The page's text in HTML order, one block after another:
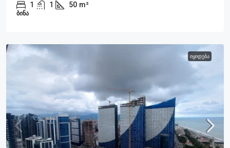
1 1 50 m²
ᲑᲘᲜᲐ
ᲘᲧᲘᲓᲔᲑᲐ